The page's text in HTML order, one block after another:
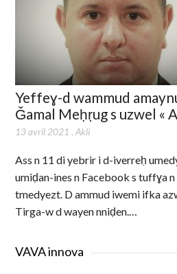
Yeffeɣ-d wammud
Ǧamal Meḥṛug s uzwel «
13 avril 2021 ,Akli
Ass n 11 di yebrir i d-iverreḥ
umiḍan-ines n Facebook s tuffɣa
tmedyezt. D ammud iwemi ifka
Tirga-w d wayen nniḍen.…
VAVA innova